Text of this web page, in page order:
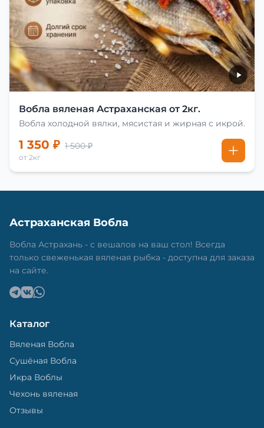
Вобла вяленая Астраханская от 2кг.
Вобла холодной вялки, мясистая и жирная с икрой.
1 350 ₽ 1 500 ₽
от 2кг
Астраханская Вобла
Вобла Астрахань - с вешалов на ваш стол! Всегда
только свеженькая вяленая рыбка - доступна для заказа
на сайте.
Каталог
Вяленая Вобла
Сушёная Вобла
Икра Воблы
Чехонь вяленая
Отзывы